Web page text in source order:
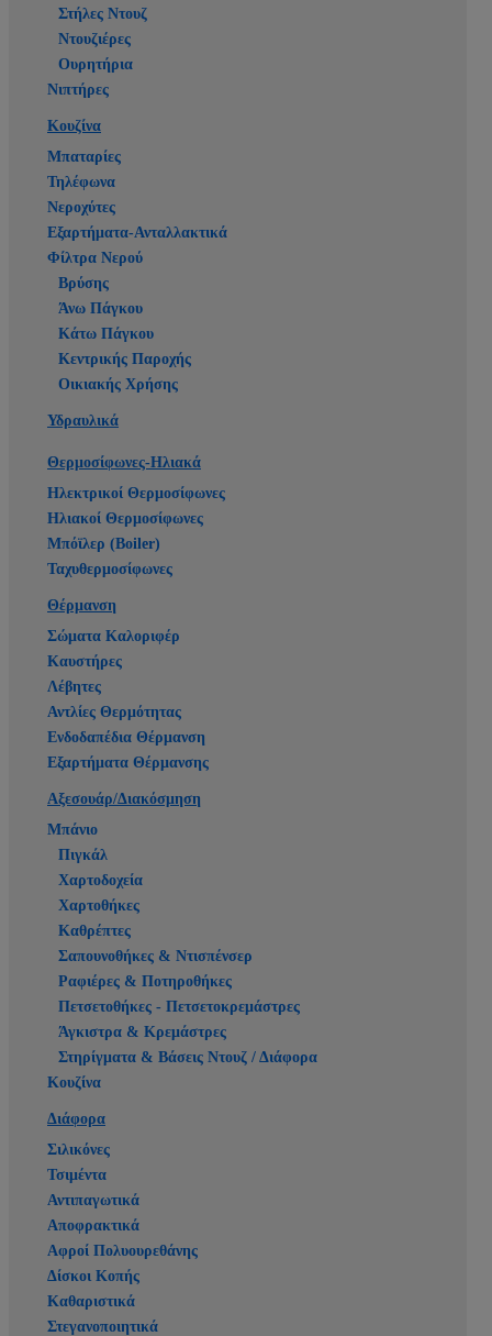
Στήλες Ντουζ
Ντουζιέρες
Ουρητήρια
Νιπτήρες
Κουζίνα
Μπαταρίες
Τηλέφωνα
Νεροχύτες
Εξαρτήματα-Ανταλλακτικά
Φίλτρα Νερού
Βρύσης
Άνω Πάγκου
Κάτω Πάγκου
Κεντρικής Παροχής
Οικιακής Χρήσης
Υδραυλικά
Θερμοσίφωνες-Ηλιακά
Ηλεκτρικοί Θερμοσίφωνες
Ηλιακοί Θερμοσίφωνες
Μπόϊλερ (Boiler)
Ταχυθερμοσίφωνες
Θέρμανση
Σώματα Καλοριφέρ
Καυστήρες
Λέβητες
Αντλίες Θερμότητας
Ενδοδαπέδια Θέρμανση
Εξαρτήματα Θέρμανσης
Αξεσουάρ/Διακόσμηση
Μπάνιο
Πιγκάλ
Χαρτοδοχεία
Χαρτοθήκες
Καθρέπτες
Σαπουνοθήκες & Ντισπένσερ
Ραφιέρες & Ποτηροθήκες
Πετσετοθήκες - Πετσετοκρεμάστρες
Άγκιστρα & Κρεμάστρες
Στηρίγματα & Βάσεις Ντουζ / Διάφορα
Κουζίνα
Διάφορα
Σιλικόνες
Τσιμέντα
Αντιπαγωτικά
Αποφρακτικά
Αφροί Πολυουρεθάνης
Δίσκοι Κοπής
Καθαριστικά
Στεγανοποιητικά